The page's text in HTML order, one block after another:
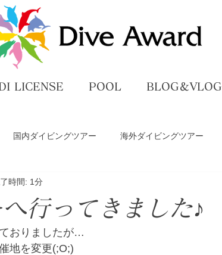
LICENSE POOL BLOG＆VLOG
国内ダイビングツアー 海外ダイビングツアー
ビングライセンス講習
行ってきました♪
時間: 1分
おりましたが…
地を変更(;O;)